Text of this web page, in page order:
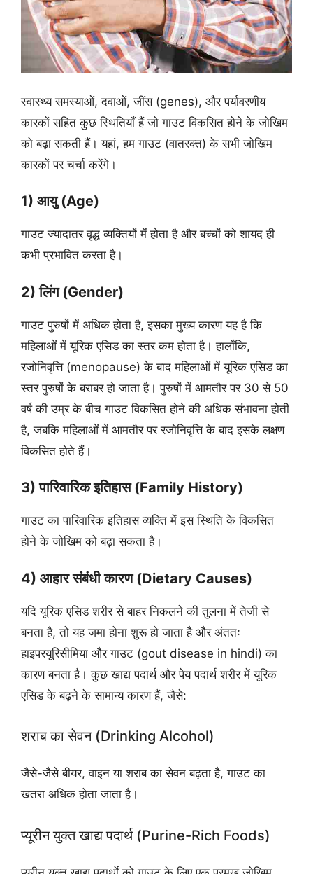
स्वास्थ्य समस्याओं, दवाओं, जींस (genes), और पर्यावरणीय
कारकों सहित कुछ स्थितियाँ हैं जो गाउट विकसित होने के जोखिम
को बढ़ा सकती हैं। यहां, हम गाउट (वातरक्त) के सभी जोखिम
कारकों पर चर्चा करेंगे।
1) आयु (Age)
गाउट ज्यादातर वृद्ध व्यक्तियों में होता है और बच्चों को शायद ही
कभी प्रभावित करता है।
2) लिंग (Gender)
गाउट पुरुषों में अधिक होता है, इसका मुख्य कारण यह है कि
महिलाओं में यूरिक एसिड का स्तर कम होता है। हालाँकि,
रजोनिवृत्ति (menopause) के बाद महिलाओं में यूरिक एसिड का
स्तर पुरुषों के बराबर हो जाता है। पुरुषों में आमतौर पर 30 से 50
वर्ष की उम्र के बीच गाउट विकसित होने की अधिक संभावना होती
है, जबकि महिलाओं में आमतौर पर रजोनिवृत्ति के बाद इसके लक्षण
विकसित होते हैं।
3) पारिवारिक इतिहास (Family History)
गाउट का पारिवारिक इतिहास व्यक्ति में इस स्थिति के विकसित
होने के जोखिम को बढ़ा सकता है।
4) आहार संबंधी कारण (Dietary Causes)
यदि यूरिक एसिड शरीर से बाहर निकलने की तुलना में तेजी से
बनता है, तो यह जमा होना शुरू हो जाता है और अंततः
हाइपरयूरिसीमिया और गाउट (gout disease in hindi) का
कारण बनता है। कुछ खाद्य पदार्थ और पेय पदार्थ शरीर में यूरिक
एसिड के बढ़ने के सामान्य कारण हैं, जैसे:
शराब का सेवन (Drinking Alcohol)
जैसे-जैसे बीयर, वाइन या शराब का सेवन बढ़ता है, गाउट का
खतरा अधिक होता जाता है।
प्यूरीन युक्त खाद्य पदार्थ (Purine-Rich Foods)